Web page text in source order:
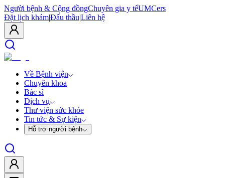
Người bệnh & Cộng đồngChuyên gia y tếUMCers
Đặt lịch khám|Đấu thầu|Liên hệ
Về Bệnh viện
Chuyên khoa
Bác sĩ
Dịch vụ
Thư viện sức khỏe
Tin tức & Sự kiện
Hỗ trợ người bệnh